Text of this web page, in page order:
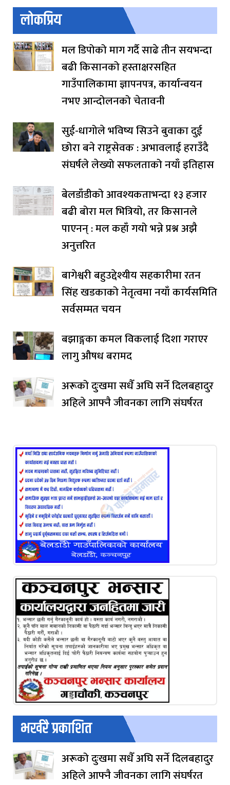
लोकप्रिय
मल डिपोको माग गर्दै साढे तीन सयभन्दा
बढी किसानको हस्ताक्षरसहित
गाउँपालिकामा ज्ञापनपत्र, कार्यान्वयन
नभए आन्दोलनको चेतावनी
सुई-धागोले भविष्य सिउने बुवाका दुई
छोरा बने राष्ट्रसेवक : अभावलाई हराउँदै
संघर्षले लेख्यो सफलताको नयाँ इतिहास
बेलडाँडीको आवश्यकताभन्दा १३ हजार
बढी बोरा मल भित्रियो, तर किसानले
पाएनन् : मल कहाँ गयो भन्ने प्रश्न अझै
अनुत्तरित
बागेश्वरी बहुउद्देश्यीय सहकारीमा रतन
सिंह खडकाको नेतृत्वमा नयाँ कार्यसमिति
सर्वसम्मत चयन
बझाङ्गका कमल विकलाई दिशा गराएर
लागु औषध बरामद
अरूको दुःखमा सधैँ अघि सर्ने दिलबहादुर
अहिले आफ्नै जीवनका लागि संघर्षरत
भर्खरै प्रकाशित
अरूको दुःखमा सधैँ अघि सर्ने दिलबहादुर
अहिले आफ्नै जीवनका लागि संघर्षरत